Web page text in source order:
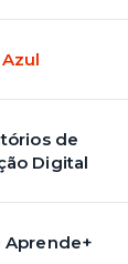
de
Digital
Aprende+